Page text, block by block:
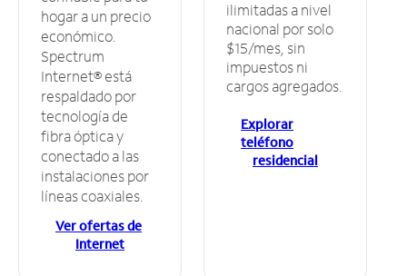
hogar a un precio
económico.
Spectrum
Internet® está
respaldado por
tecnología de
fibra óptica y
conectado a las
instalaciones por
líneas coaxiales.
Ver ofertas de
Internet
ilimitadas a nivel
nacional por solo
$15/mes, sin
impuestos ni
cargos agregados.
Explorar
teléfono
residencial